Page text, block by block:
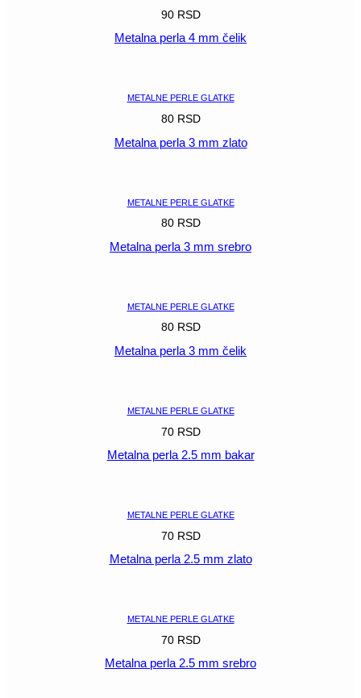
90 RSD
Metalna perla 4 mm čelik
METALNE PERLE GLATKE
80 RSD
Metalna perla 3 mm zlato
METALNE PERLE GLATKE
80 RSD
Metalna perla 3 mm srebro
METALNE PERLE GLATKE
80 RSD
Metalna perla 3 mm čelik
METALNE PERLE GLATKE
70 RSD
Metalna perla 2.5 mm bakar
METALNE PERLE GLATKE
70 RSD
Metalna perla 2.5 mm zlato
METALNE PERLE GLATKE
70 RSD
Metalna perla 2.5 mm srebro